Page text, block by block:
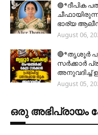
ഭാര്യ
August 06,
🔴*തൃശൂര്‍
സര്‍ക്കാര്‍
അനുവദിച്ച്
August 05,
ഒരു അഭിപ്രായം